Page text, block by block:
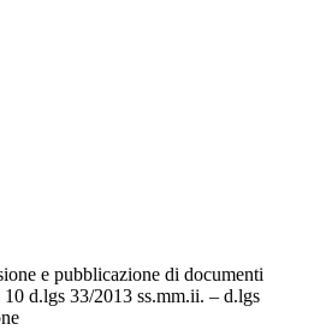
d.lgs 33/2013 ss.mm.ii. – d.lgs